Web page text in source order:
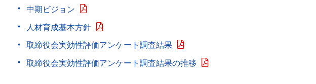
中期ビジョン
人材育成基本方針
取締役会実効性評価アンケート調査結果
取締役会実効性評価アンケート調査結果の推移